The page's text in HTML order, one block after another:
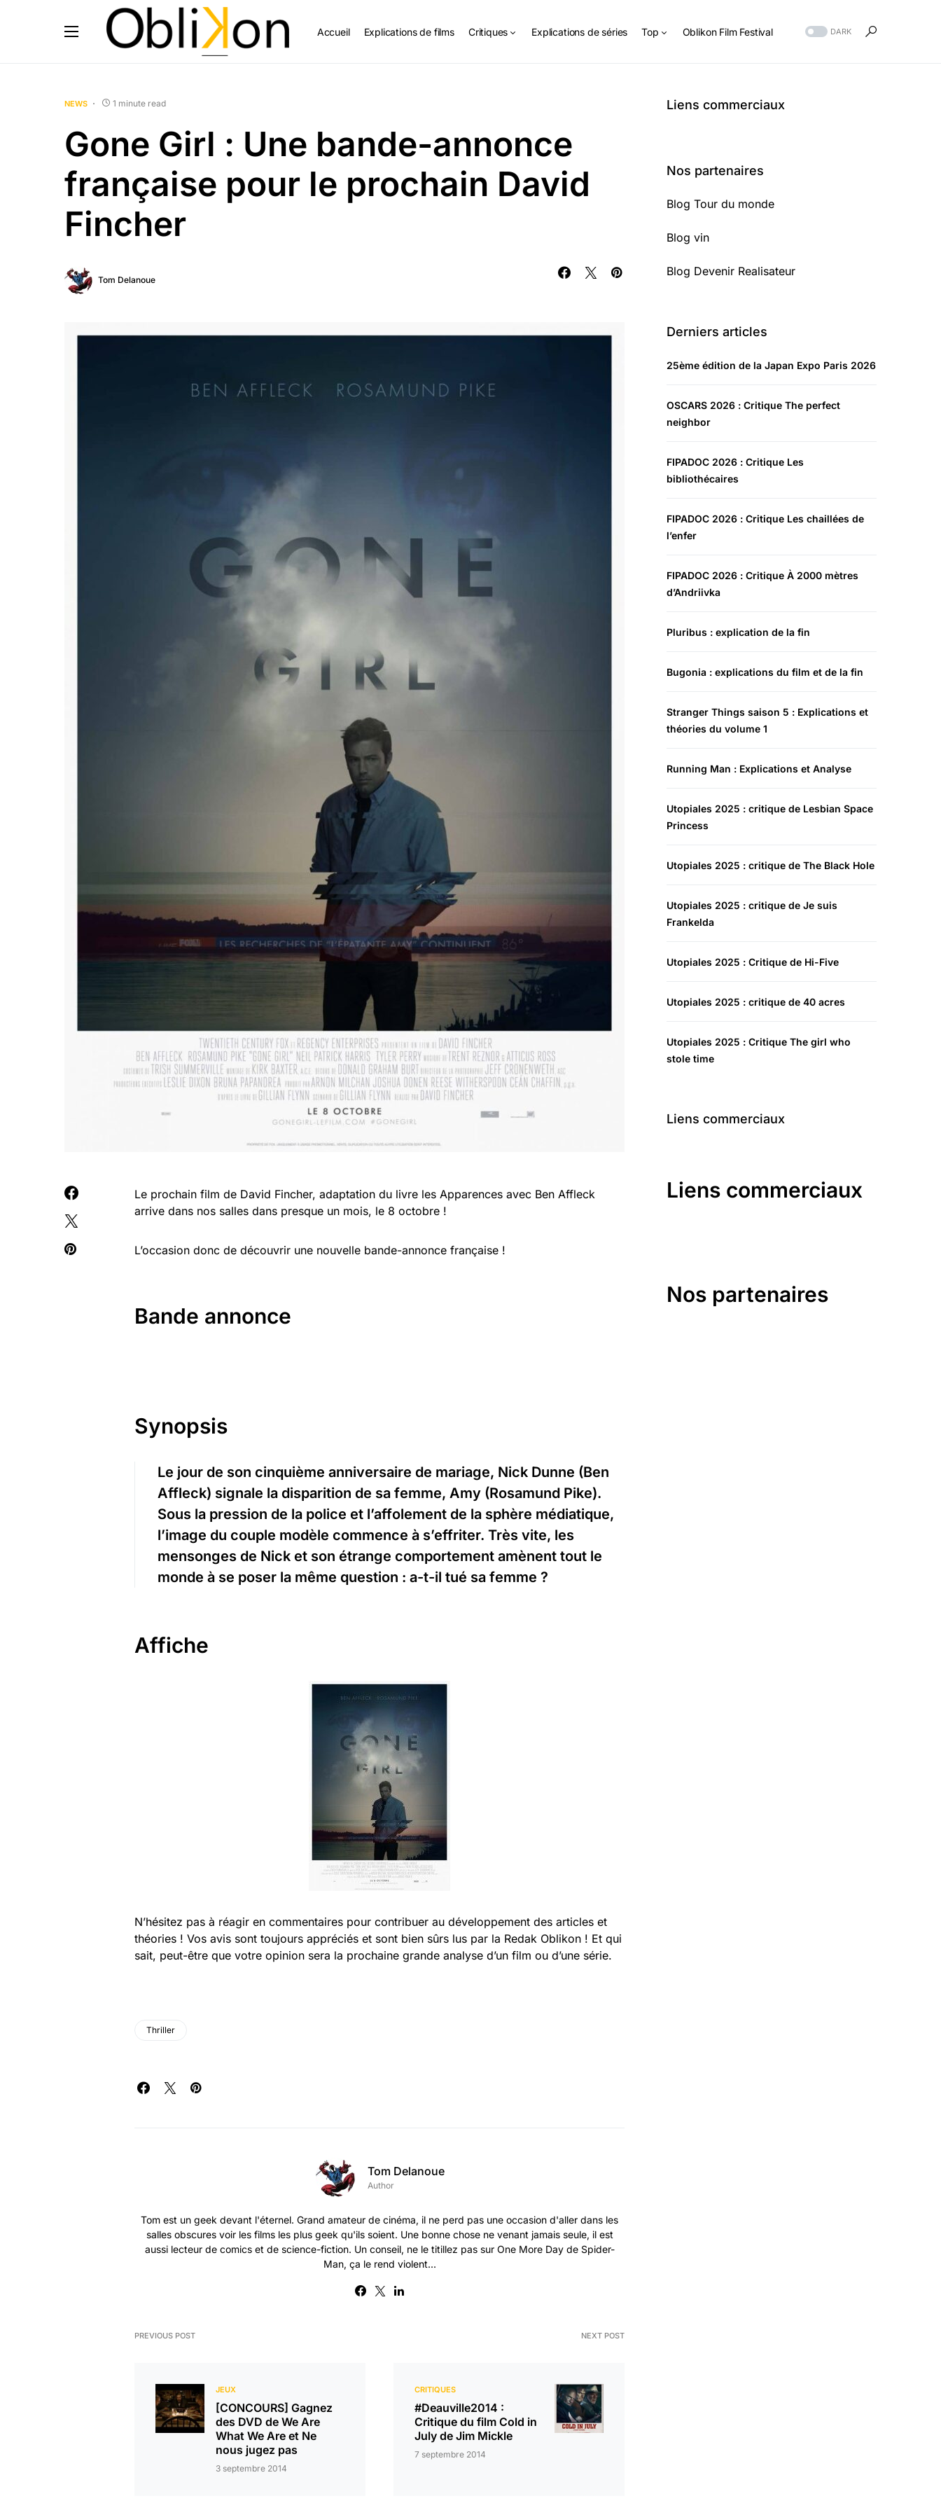
Accueil Explications de films Critiques Explications de séries Top Oblikon Film Festival DARK
NEWS 1 minute read
Gone Girl : Une bande-annonce
française pour le prochain David
Fincher
Tom Delanoue
Le prochain film de David Fincher, adaptation du livre les Apparences avec Ben Affleck
arrive dans nos salles dans presque un mois, le 8 octobre !
L’occasion donc de découvrir une nouvelle bande-annonce française !
Bande annonce
Synopsis
Le jour de son cinquième anniversaire de mariage, Nick Dunne (Ben
Affleck) signale la disparition de sa femme, Amy (Rosamund Pike).
Sous la pression de la police et l’affolement de la sphère médiatique,
l’image du couple modèle commence à s’effriter. Très vite, les
mensonges de Nick et son étrange comportement amènent tout le
monde à se poser la même question : a-t-il tué sa femme ?
Affiche
N’hésitez pas à réagir en commentaires pour contribuer au développement des articles et
théories ! Vos avis sont toujours appréciés et sont bien sûrs lus par la Redak Oblikon ! Et qui
sait, peut-être que votre opinion sera la prochaine grande analyse d’un film ou d’une série.
Thriller
Tom Delanoue
Author
Tom est un geek devant l'éternel. Grand amateur de cinéma, il ne perd pas une occasion d'aller dans les
salles obscures voir les films les plus geek qu'ils soient. Une bonne chose ne venant jamais seule, il est
aussi lecteur de comics et de science-fiction. Un conseil, ne le titillez pas sur One More Day de Spider-
Man, ça le rend violent...
PREVIOUS POST
JEUX
[CONCOURS] Gagnez
des DVD de We Are
What We Are et Ne
nous jugez pas
3 septembre 2014
NEXT POST
CRITIQUES
#Deauville2014 :
Critique du film Cold in
July de Jim Mickle
7 septembre 2014
Liens commerciaux
Nos partenaires
Blog Tour du monde
Blog vin
Blog Devenir Realisateur
Derniers articles
25ème édition de la Japan Expo Paris 2026
OSCARS 2026 : Critique The perfect
neighbor
FIPADOC 2026 : Critique Les
bibliothécaires
FIPADOC 2026 : Critique Les chaillées de
l’enfer
FIPADOC 2026 : Critique À 2000 mètres
d’Andriivka
Pluribus : explication de la fin
Bugonia : explications du film et de la fin
Stranger Things saison 5 : Explications et
théories du volume 1
Running Man : Explications et Analyse
Utopiales 2025 : critique de Lesbian Space
Princess
Utopiales 2025 : critique de The Black Hole
Utopiales 2025 : critique de Je suis
Frankelda
Utopiales 2025 : Critique de Hi-Five
Utopiales 2025 : critique de 40 acres
Utopiales 2025 : Critique The girl who
stole time
Liens commerciaux
Liens commerciaux
Nos partenaires